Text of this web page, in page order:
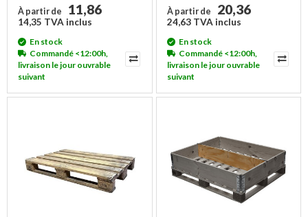
À partir de 11,86
14,35 TVA inclus
En stock
Commandé <12:00h,
livraison le jour ouvrable
suivant
À partir de 20,36
24,63 TVA inclus
En stock
Commandé <12:00h,
livraison le jour ouvrable
suivant